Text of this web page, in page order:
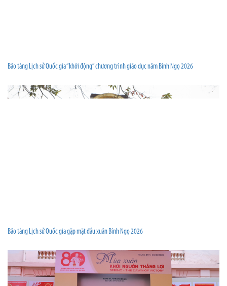
Bảo tàng Lịch sử Quốc gia “khởi động” chương trình giáo dục năm Bính Ngọ 2026
Bảo tàng Lịch sử Quốc gia gặp mặt đầu xuân Bính Ngọ 2026